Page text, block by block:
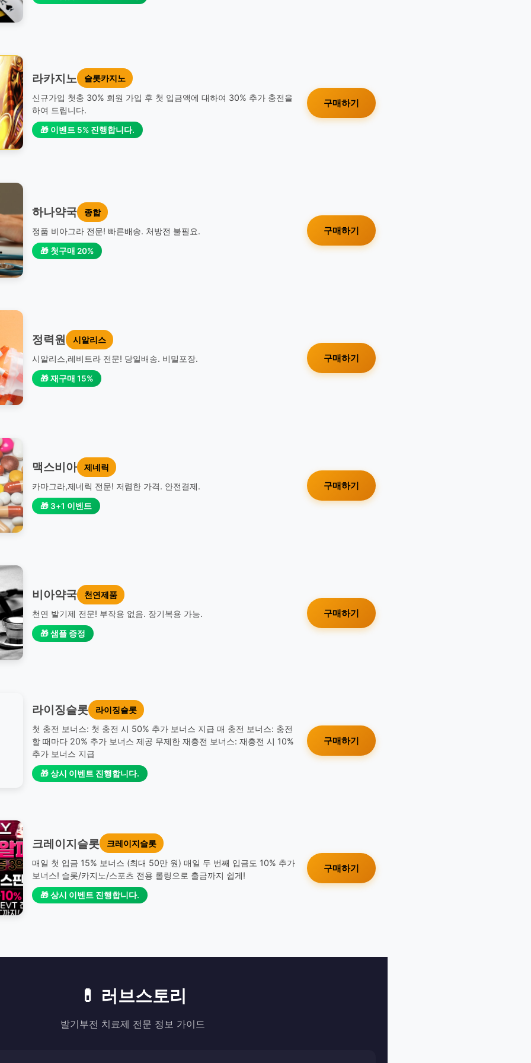
라카지노
슬롯카지노
신규가입 첫충 30% 회원 가입 후 첫 입금액에 대하여 30% 추가 충전을
하여 드립니다.
🎁 이벤트 5% 진행합니다.
구매하기
하나약국
종합
정품 비아그라 전문! 빠른배송. 처방전 불필요.
🎁 첫구매 20%
구매하기
정력원
시알리스
시알리스,레비트라 전문! 당일배송. 비밀포장.
🎁 재구매 15%
구매하기
맥스비아
제네릭
카마그라,제네릭 전문! 저렴한 가격. 안전결제.
🎁 3+1 이벤트
구매하기
비아약국
천연제품
천연 발기제 전문! 부작용 없음. 장기복용 가능.
🎁 샘플 증정
구매하기
라이징슬롯
라이징슬롯
첫 충전 보너스: 첫 충전 시 50% 추가 보너스 지급 매 충전 보너스: 충전
할 때마다 20% 추가 보너스 제공 무제한 재충전 보너스: 재충전 시 10%
추가 보너스 지급
🎁 상시 이벤트 진행합니다.
구매하기
크레이지슬롯
크레이지슬롯
매일 첫 입금 15% 보너스 (최대 50만 원) 매일 두 번째 입금도 10% 추가
보너스! 슬롯/카지노/스포츠 전용 롤링으로 출금까지 쉽게!
🎁 상시 이벤트 진행합니다.
구매하기
💊 러브스토리
발기부전 치료제 전문 정보 가이드